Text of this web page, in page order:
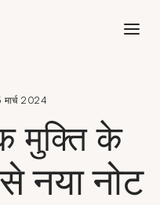
de Crédit Municipal
मार्च 2024
मुक्ति के
नया नोट